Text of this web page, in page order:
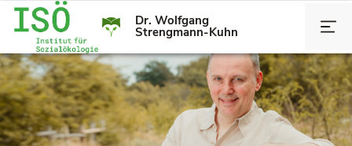
Dr. Wolfgang
Strengmann-Kuhn